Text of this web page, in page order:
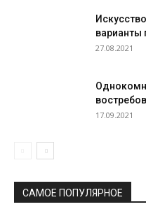
варианты
27.08.2021
17.09.2021
САМОЕ ПОПУЛЯРНОЕ